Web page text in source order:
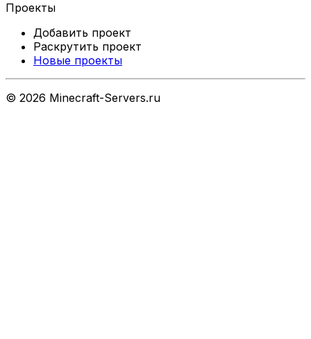
Проекты
Добавить проект
Раскрутить проект
Новые проекты
© 2026 Minecraft-Servers.ru